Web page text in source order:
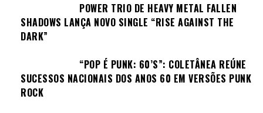
POWER TRIO DE HEAVY METAL FALLEN
SHADOWS LANÇA NOVO SINGLE “RISE AGAINST THE
DARK”
“POP É PUNK: 60’S”: COLETÂNEA REÚNE
SUCESSOS NACIONAIS DOS ANOS 60 EM VERSÕES PUNK
ROCK